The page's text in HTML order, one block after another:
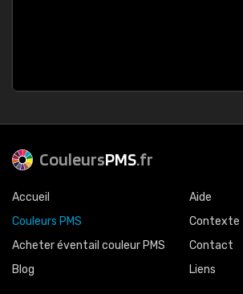
CouleursPMS.fr
Accueil
Couleurs PMS
Acheter éventail couleur PMS
Blog
Aide
Contexte
Contact
Liens